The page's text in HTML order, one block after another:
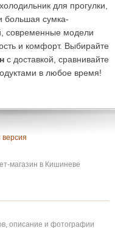
для прогулки,
большая сумка-
современные модели
и комфорт. Выбирайте
с доставкой, сравнивайте
в любое время!
магазин в Кишиневе
описание и фотографии